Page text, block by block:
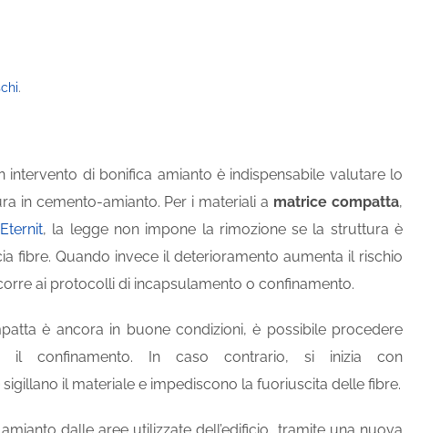
.
intervento di bonifica amianto è indispensabile valutare lo
in cemento-amianto. Per i materiali a matrice compatta,
Eternit, la legge non impone la rimozione se la struttura è
fibre. Quando invece il deterioramento aumenta il rischio
ai protocolli di incapsulamento o confinamento.
è ancora in buone condizioni, è possibile procedere
il confinamento. In caso contrario, si inizia con
il materiale e impediscono la fuoriuscita delle fibre.
dalle aree utilizzate dell’edificio, tramite una nuova